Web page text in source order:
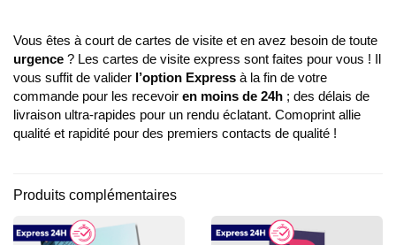
Vous êtes à court de cartes de visite et en avez besoin de toute
urgence ? Les cartes de visite express sont faites pour vous ! Il
vous suffit de valider l’option Express à la fin de votre
commande pour les recevoir en moins de 24h ; des délais de
livraison ultra-rapides pour un rendu éclatant. Comoprint allie
qualité et rapidité pour des premiers contacts de qualité !
Produits complémentaires